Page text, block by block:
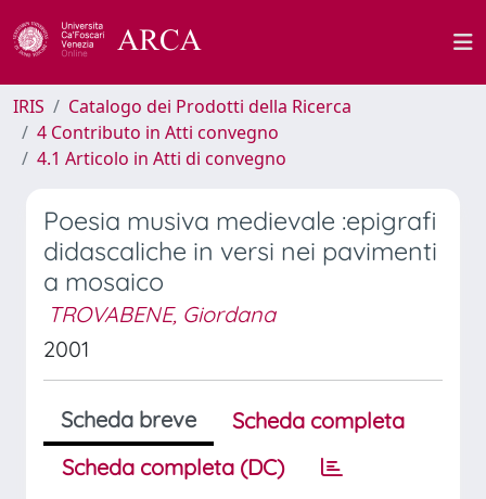
IRIS
Catalogo dei Prodotti della Ricerca
4 Contributo in Atti convegno
4.1 Articolo in Atti di convegno
Poesia musiva medievale :epigrafi
didascaliche in versi nei pavimenti
a mosaico
TROVABENE, Giordana
2001
Scheda breve
Scheda completa
Scheda completa (DC)